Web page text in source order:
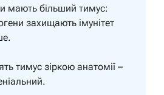
мають більший тимус:
захищають імунітет
тимус зіркою анатомії –